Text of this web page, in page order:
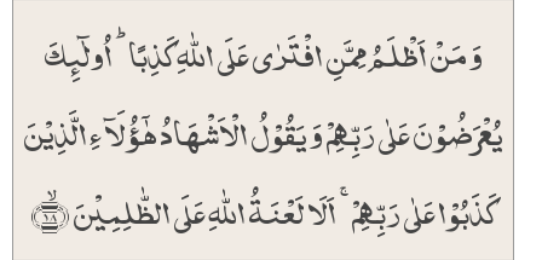
وَ مَنۡ اَظۡلَمُ مِمَّنِ افۡتَرٰی عَلَی اللّٰہِ کَذِبًا ؕ اُولٰٓئِکَ
یُعۡرَضُوۡنَ عَلٰی رَبِّہِمۡ وَ یَقُوۡلُ الۡاَشۡہَادُ ہٰۤؤُلَآءِ الَّذِیۡنَ
کَذَبُوۡا عَلٰی رَبِّہِمۡ ۚ اَلَا لَعۡنَۃُ اللّٰہِ عَلَی الظّٰلِمِیۡنَ ﴿ۙ۱۸﴾